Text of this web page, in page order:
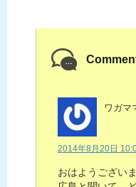
ワガマ
2014年8月20日
おはようございま